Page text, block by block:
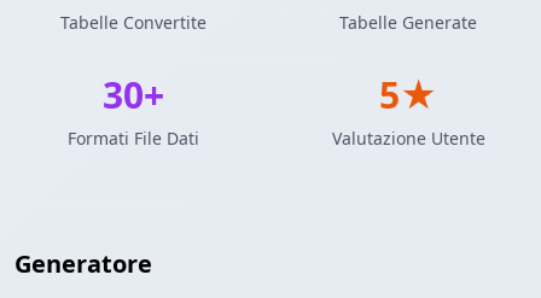
Generatore
Tabelle Convertite Tabelle Generate
30+
Formati File Dati
5★
Valutazione Utente